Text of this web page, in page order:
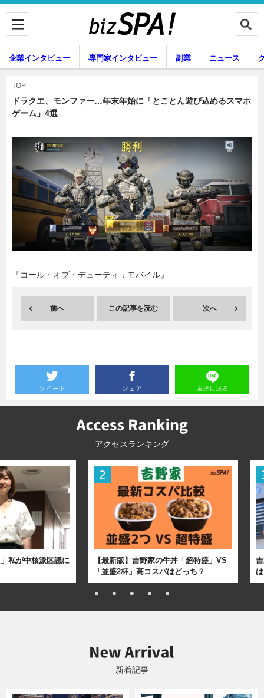
企業インタビュー 専門家インタビュー
副業 ニュース
グルメ スキル
企業インタビュー 専門家インタビュー 副業 ニュース
暮らし
TOP
ドラクエ、モンファー…年末年始に「とことん遊び込めるスマホ
ゲーム」4選
『コール・オブ・デューティ：モバイル』
前へ この記事を読む 次へ
アクセスランキング
私が中核派区議に
【最新版】吉野家の牛丼「超特盛」VS
「並盛2杯」高コスパはどっち？
新着記事